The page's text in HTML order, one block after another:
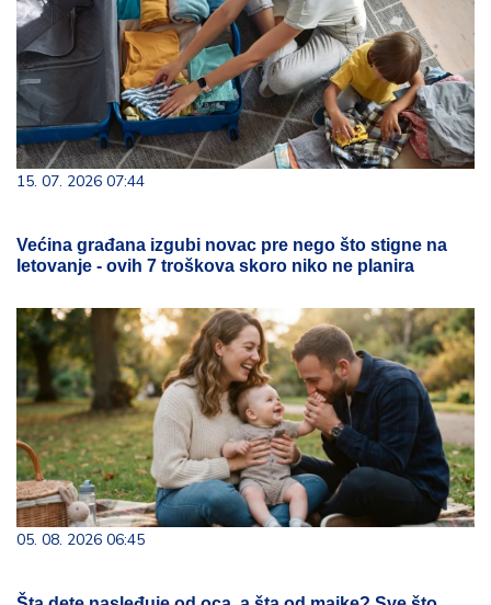
15. 07. 2026 07:44
Većina građana izgubi novac pre nego što stigne na
letovanje - ovih 7 troškova skoro niko ne planira
05. 08. 2026 06:45